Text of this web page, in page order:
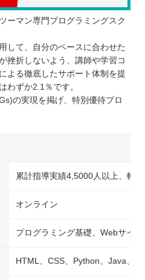
ーマン専門プログラミングスク
して、自分のペースに合わせた
挫折しないよう、講師や学習コ
よる徹底したサポート体制を提
わずか2.1％です。
の実現を掲げ、特別優待プロ
累計指導実績4,5000人以上、転
オンライン
プログラミング基礎、Webサイ
HTML、CSS、Python、Java、